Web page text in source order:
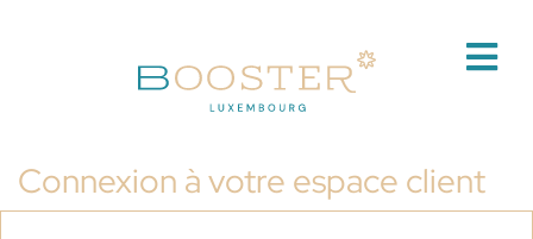
Connexion à votre espace client